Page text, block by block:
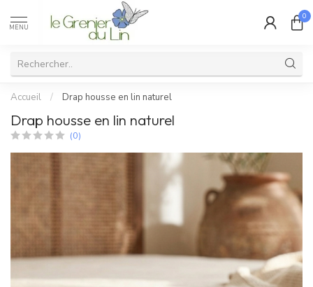
MENU
0
Accueil / Drap housse en lin naturel
Drap housse en lin naturel
(0)